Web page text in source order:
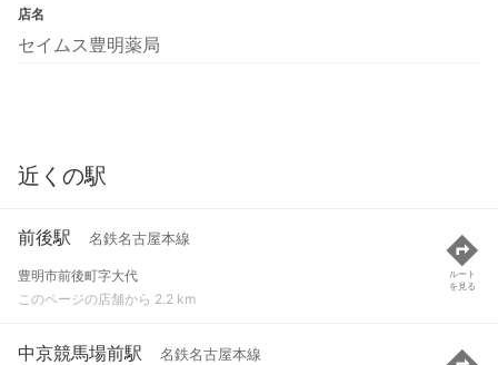
店名
セイムス豊明薬局
近くの駅
前後駅 名鉄名古屋本線
豊明市前後町字大代
このページの店舗から 2.2 km
ルート
を見る
中京競馬場前駅 名鉄名古屋本線